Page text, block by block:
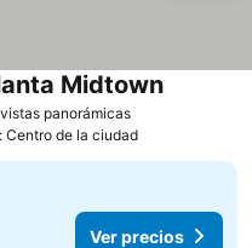
panorámicas
Midtown
Centro de la ciudad
Ver precios